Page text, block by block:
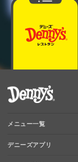
メニュー一覧
デニーズアプリ